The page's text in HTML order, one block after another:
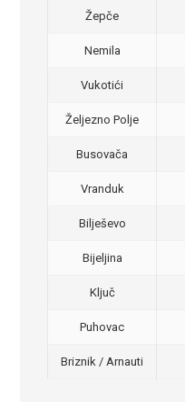
Žepče
Nemila
Vukotići
Željezno Polje
Busovača
Vranduk
Bilješevo
Bijeljina
Ključ
Puhovac
Briznik / Arnauti